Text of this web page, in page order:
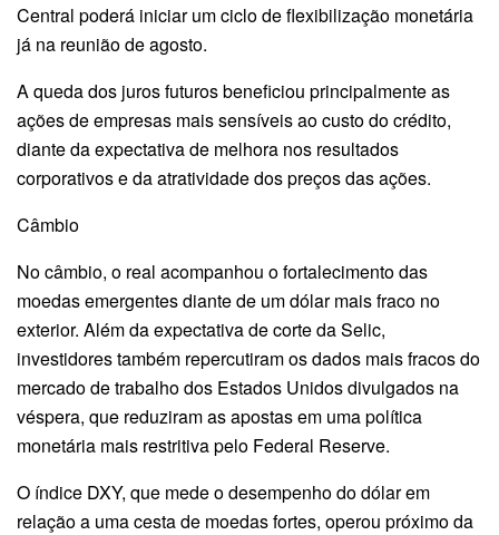
Central poderá iniciar um ciclo de flexibilização monetária
já na reunião de agosto.
A queda dos juros futuros beneficiou principalmente as
ações de empresas mais sensíveis ao custo do crédito,
diante da expectativa de melhora nos resultados
corporativos e da atratividade dos preços das ações.
Câmbio
No câmbio, o real acompanhou o fortalecimento das
moedas emergentes diante de um dólar mais fraco no
exterior. Além da expectativa de corte da Selic,
investidores também repercutiram os dados mais fracos do
mercado de trabalho dos Estados Unidos divulgados na
véspera, que reduziram as apostas em uma política
monetária mais restritiva pelo Federal Reserve.
O índice DXY, que mede o desempenho do dólar em
relação a uma cesta de moedas fortes, operou próximo da